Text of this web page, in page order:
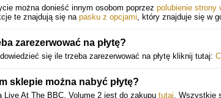
17. Rise Up
19. Flying
21. Wake
można donieść innym osobom poprzez polubienie strony
te znajdują się na pasku z opcjami, który znajduje się w
zarezerwować na płytę?
się ile trzeba zarezerwować na płytę kliknij tutaj:
sklepie można nabyć płytę?
Live At The BBC, Volume 2 jest do zakupu tutaj. Wszystkie